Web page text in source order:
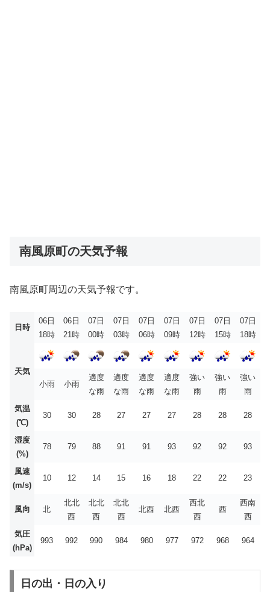
南風原町の天気予報
南風原町周辺の天気予報です。
日時
06日
18時
06日
21時
07日
00時
07日
03時
07日
06時
07日
09時
07日
12時
07日
15時
07日
18時
天気
小雨
小雨
適度
な雨
適度
な雨
適度
な雨
適度
な雨
強い
雨
強い
雨
強い
雨
気温
(℃)
30 30 28 27 27 27 28 28 28
湿度
(%)
78 79 88 91 91 93 92 92 93
風速
(m/s)
10 12 14 15 16 18 22 22 23
風向 北
北北
西
北北
西
北北
西
北西 北西
西北
西
西
西南
西
気圧
(hPa)
993 992 990 984 980 977 972 968 964
日の出・日の入り